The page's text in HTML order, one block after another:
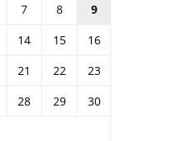
7 8
9
14 15
16
21 22
23
28 29
30